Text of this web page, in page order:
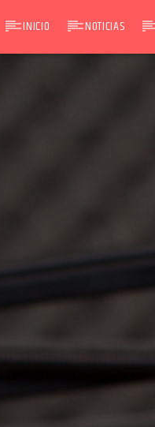
INICIO NOTICIAS